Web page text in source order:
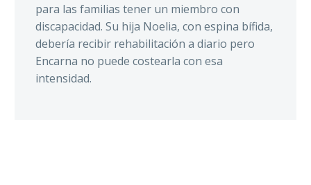
para las familias tener un miembro con
discapacidad. Su hija Noelia, con espina bífida,
debería recibir rehabilitación a diario pero
Encarna no puede costearla con esa
intensidad.